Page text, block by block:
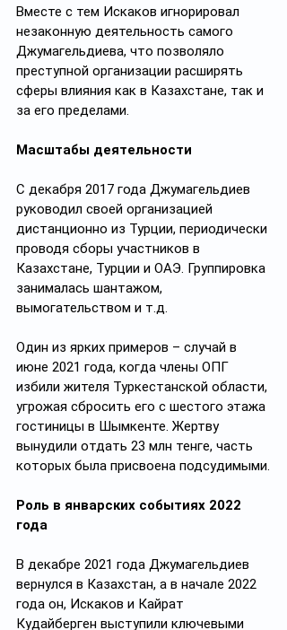
Вместе с тем Искаков игнорировал
незаконную деятельность самого
Джумагельдиева, что позволяло
преступной организации расширять
сферы влияния как в Казахстане, так и
за его пределами.
Масштабы деятельности
С декабря 2017 года Джумагельдиев
руководил своей организацией
дистанционно из Турции, периодически
проводя сборы участников в
Казахстане, Турции и ОАЭ. Группировка
занималась шантажом,
вымогательством и т.д.
Один из ярких примеров – случай в
июне 2021 года, когда члены ОПГ
избили жителя Туркестанской области,
угрожая сбросить его с шестого этажа
гостиницы в Шымкенте. Жертву
вынудили отдать 23 млн тенге, часть
которых была присвоена подсудимыми.
Роль в январских событиях 2022
года
В декабре 2021 года Джумагельдиев
вернулся в Казахстан, а в начале 2022
года он, Искаков и Кайрат
Кудайберген выступили ключевыми